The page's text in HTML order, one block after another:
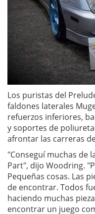
Los puristas del
faldones laterales
refuerzos inferiores,
y soportes de
afrontar las carreras
"Conseguí muchas de
Part", dijo Woodring.
Pequeñas cosas. Las
de encontrar. Todos
haciendo muchas
encontrar un juego